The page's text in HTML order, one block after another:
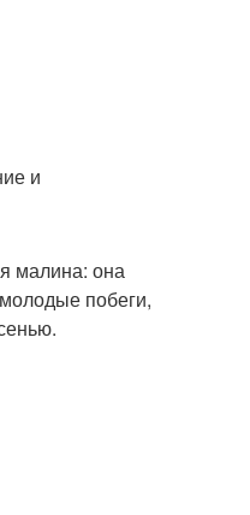
и
малина: она
побеги,